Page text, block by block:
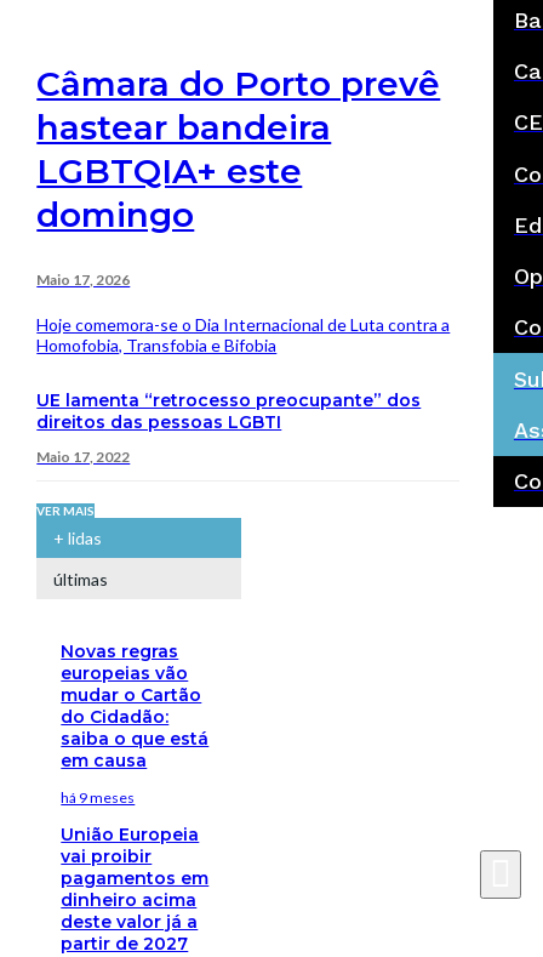
Câmara do Porto prevê
hastear bandeira
LGBTQIA+ este
domingo
Maio 17, 2026
Hoje comemora-se o Dia Internacional de Luta contra a
Homofobia, Transfobia e Bifobia
UE lamenta “retrocesso preocupante” dos
direitos das pessoas LGBTI
Maio 17, 2022
VER MAIS
+ lidas
últimas
Novas regras
europeias vão
mudar o Cartão
do Cidadão:
saiba o que está
em causa
há 9 meses
União Europeia
vai proibir
pagamentos em
dinheiro acima
deste valor já a
partir de 2027